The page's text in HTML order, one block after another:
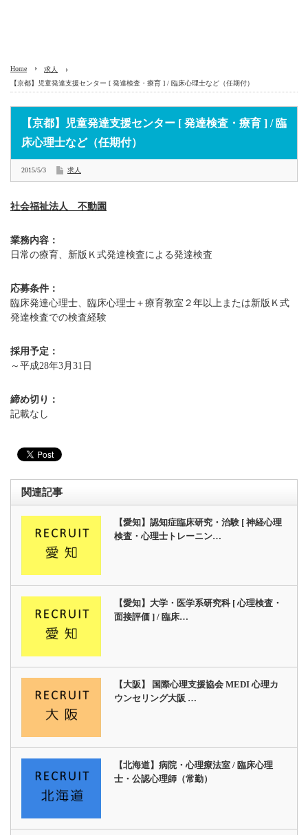
Home
求人
【京都】児童発達支援センター [ 発達検査・療育 ] / 臨床心理士など（任期付）
【京都】児童発達支援センター [ 発達検査・療育 ] / 臨
床心理士など（任期付）
2015/5/3 求人
社会福祉法人 不動園
業務内容：
日常の療育、新版Ｋ式発達検査による発達検査
応募条件：
臨床発達心理士、臨床心理士＋療育教室２年以上または新版Ｋ式
発達検査での検査経験
採用予定：
～平成28年3月31日
締め切り：
記載なし
関連記事
【愛知】認知症臨床研究・治験 [ 神経心理
検査・心理士トレーニン…
【愛知】大学・医学系研究科 [ 心理検査・
面接評価 ] / 臨床…
【大阪】 国際心理支援協会 MEDI 心理カ
ウンセリング大阪 …
【北海道】病院・心理療法室 / 臨床心理
士・公認心理師（常勤）